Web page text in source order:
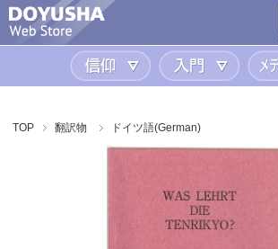
信仰 入門
TOP 翻訳物 ドイツ語(German)